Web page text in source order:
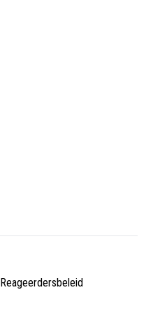
Reageerdersbeleid